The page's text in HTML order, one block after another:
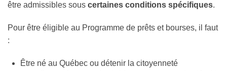
être admissibles sous certaines conditions spécifiques.
Pour être éligible au Programme de prêts et bourses, il faut
:
Être né au Québec ou détenir la citoyenneté